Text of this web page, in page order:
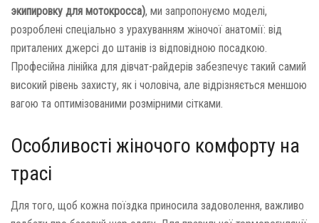
экипировку для мотокросса), ми запропонуємо моделі,
розроблені спеціально з урахуванням жіночої анатомії: від
приталених джерсі до штанів із відповідною посадкою.
Професійна лінійка для дівчат-райдерів забезпечує такий самий
високий рівень захисту, як і чоловіча, але відрізняється меншою
вагою та оптимізованими розмірними сітками.
Особливості жіночого комфорту на
трасі
Для того, щоб кожна поїздка приносила задоволення, важливо